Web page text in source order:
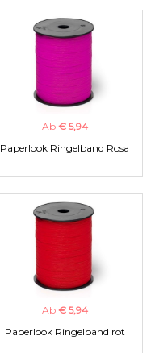
Ab € 5,94
Paperlook Ringelband Rosa
Ab € 5,94
Paperlook Ringelband rot